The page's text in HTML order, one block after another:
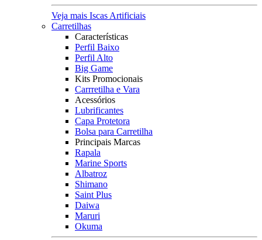
Veja mais Iscas Artificiais
Carretilhas
Características
Perfil Baixo
Perfil Alto
Big Game
Kits Promocionais
Carrretilha e Vara
Acessórios
Lubrificantes
Capa Protetora
Bolsa para Carretilha
Principais Marcas
Rapala
Marine Sports
Albatroz
Shimano
Saint Plus
Daiwa
Maruri
Okuma